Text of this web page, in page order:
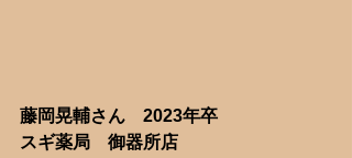
藤岡晃輔さん　2023年卒
スギ薬局　御器所店